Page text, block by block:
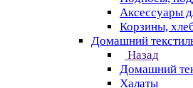
Аксессуары
Корзины,
Домашний
Назад
Домашний
Халаты